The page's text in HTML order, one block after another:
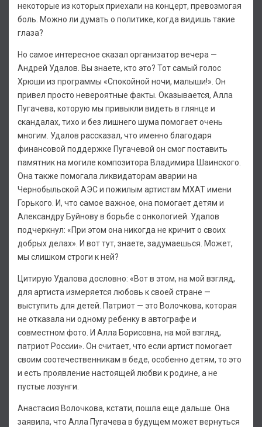
некоторые из которых приехали на концерт, превозмогая
боль. Можно ли думать о политике, когда видишь такие
глаза?
Но самое интересное сказал организатор вечера —
Андрей Удалов. Вы знаете, кто это? Тот самый голос
Хрюши из программы «Спокойной ночи, малыши!». Он
привел просто невероятные факты. Оказывается, Алла
Пугачева, которую мы привыкли видеть в глянце и
скандалах, тихо и без лишнего шума помогает очень
многим. Удалов рассказал, что именно благодаря
финансовой поддержке Пугачевой он смог поставить
памятник на могиле композитора Владимира Шаинского.
Она также помогала ликвидаторам аварии на
Чернобыльской АЭС и пожилым артистам МХАТ имени
Горького. И, что самое важное, она помогает детям и
Александру Буйнову в борьбе с онкологией. Удалов
подчеркнул: «При этом она никогда не кричит о своих
добрых делах». И вот тут, знаете, задумаешься. Может,
мы слишком строги к ней?
Цитирую Удалова дословно: «Вот в этом, на мой взгляд,
для артиста измеряется любовь к своей стране —
выступить для детей. Патриот — это Волочкова, которая
не отказала ни одному ребенку в автографе и
совместном фото. И Алла Борисовна, на мой взгляд,
патриот России». Он считает, что если артист помогает
своим соотечественникам в беде, особенно детям, то это
и есть проявление настоящей любви к родине, а не
пустые лозунги.
Анастасия Волочкова, кстати, пошла еще дальше. Она
заявила, что Алла Пугачева в будущем может вернуться